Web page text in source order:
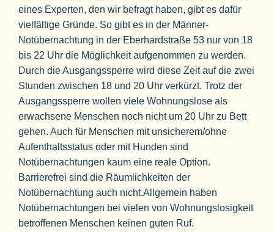
eines Experten, den wir befragt haben, gibt es dafür
vielfältige Gründe. So gibt es in der Männer-
Notübernachtung in der Eberhardstraße 53 nur von 18
bis 22 Uhr die Möglichkeit aufgenommen zu werden.
Durch die Ausgangssperre wird diese Zeit auf die zwei
Stunden zwischen 18 und 20 Uhr verkürzt. Trotz der
Ausgangssperre wollen viele Wohnungslose als
erwachsene Menschen noch nicht um 20 Uhr zu Bett
gehen. Auch für Menschen mit unsicherem/ohne
Aufenthaltsstatus oder mit Hunden sind
Notübernachtungen kaum eine reale Option.
Barrierefrei sind die Räumlichkeiten der
Notübernachtung auch nicht.Allgemein haben
Notübernachtungen bei vielen von Wohnungslosigkeit
betroffenen Menschen keinen guten Ruf.